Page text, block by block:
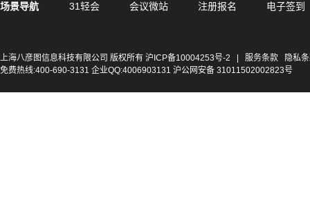
场景导航 31轻会 会议微站 注册报名 电子签到
上海八彦图信息科技有限公司 版权所有 沪ICP备10004253号-2 服务条款
隐私
免费热线:400-690-3131 企业QQ:4006903131 沪公网安备 31011502002823号